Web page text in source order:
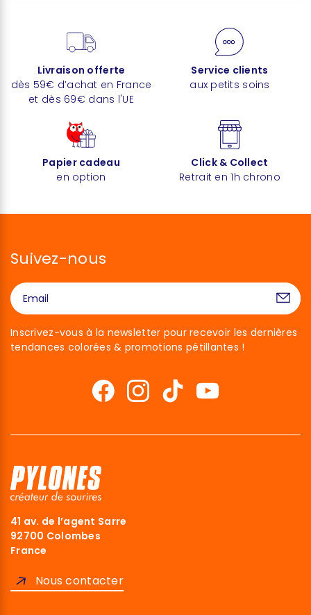
Livraison offerte
dès 59€ d’achat en France
et dès 69€ dans l'UE
Service clients
aux petits soins
Papier cadeau
en option
Click & Collect
Retrait en 1h chrono
Suivez-nous
Inscrivez-vous à la newsletter pour recevoir les dernières
tendances colorées & promotions pétillantes !
41 av. de l’agent Sarre
92700 Colombes
France
Nous contacter